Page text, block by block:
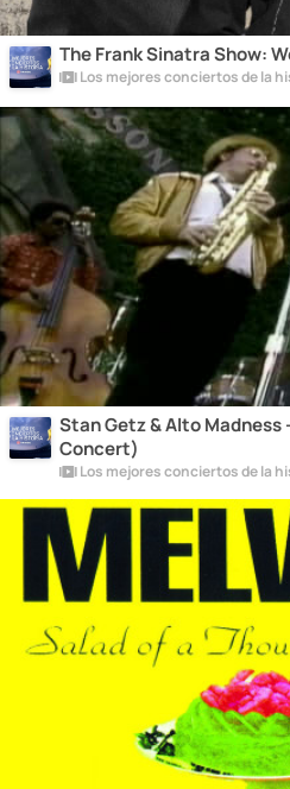
The Frank Sinatra Show:
Los mejores conciertos de la
Stan Getz & Alto Madness
Concert)
Los mejores conciertos de la